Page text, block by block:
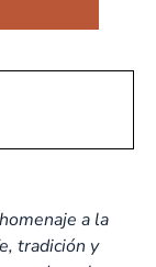
a la
tradición y